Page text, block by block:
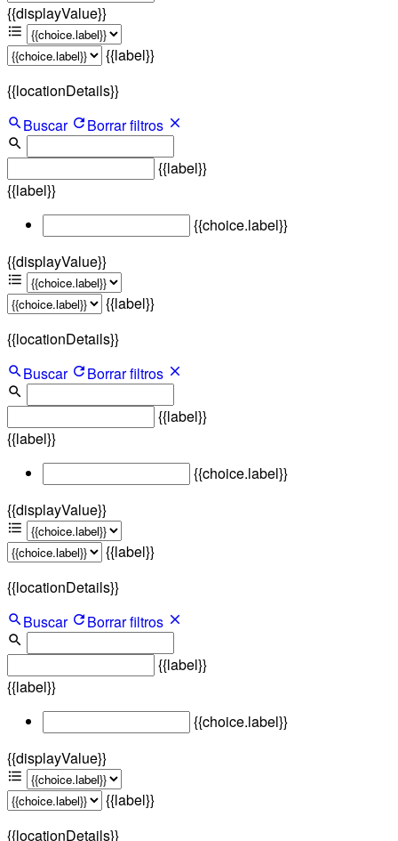
{{displayValue}}
{{label}}
{{locationDetails}}
Buscar
Borrar filtros
{{label}}
{{label}}
{{choice.label}}
{{displayValue}}
{{label}}
{{locationDetails}}
Buscar
Borrar filtros
{{label}}
{{label}}
{{choice.label}}
{{displayValue}}
{{label}}
{{locationDetails}}
Buscar
Borrar filtros
{{label}}
{{label}}
{{choice.label}}
{{displayValue}}
{{label}}
{{locationDetails}}